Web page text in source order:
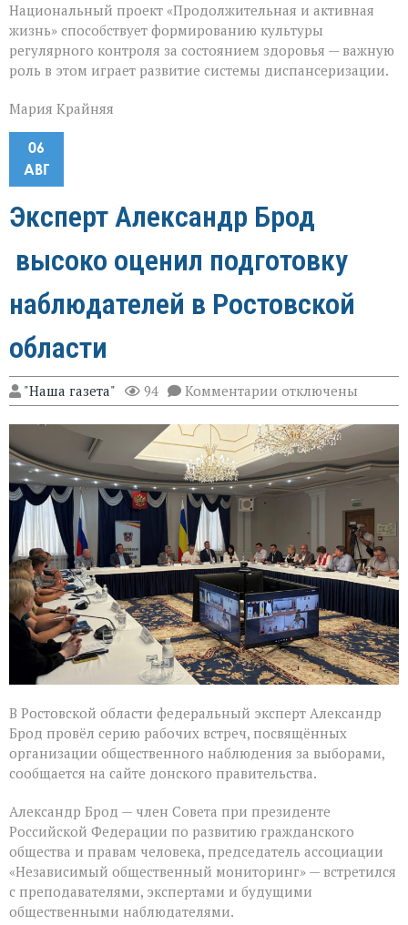
Национальный проект «Продолжительная и активная
жизнь» способствует формированию культуры
регулярного контроля за состоянием здоровья — важную
роль в этом играет развитие системы диспансеризации.
Мария Крайняя
06
АВГ
Эксперт Александр Брод
высоко оценил подготовку
наблюдателей в Ростовской
области
"Наша газета" 94 Комментарии к
записи
Эксперт
Александр
Брод
высоко
оценил
подготовку
наблюдателей
Ростовской
области
отключены
В Ростовской области федеральный эксперт Александр
Брод провёл серию рабочих встреч, посвящённых
организации общественного наблюдения за выборами,
сообщается на сайте донского правительства.
Александр Брод — член Совета при президенте
Российской Федерации по развитию гражданского
общества и правам человека, председатель ассоциации
«Независимый общественный мониторинг» — встретился
с преподавателями, экспертами и будущими
общественными наблюдателями.